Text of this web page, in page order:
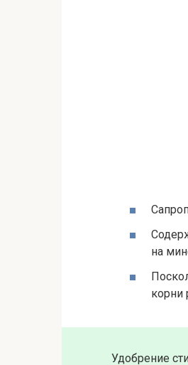
на
корни
Удобрение